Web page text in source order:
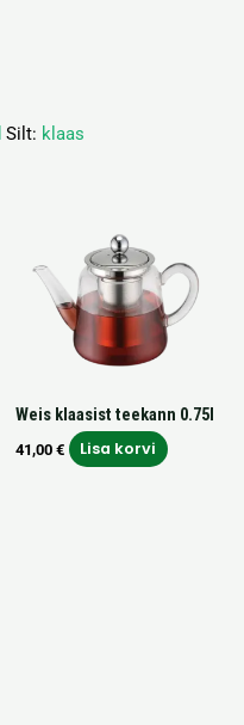
Silt: klaas
Weis klaasist teekann 0.75l
41,00 € Lisa korvi